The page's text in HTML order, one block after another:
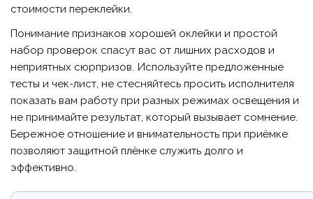
стоимости переклейки.
Понимание признаков хорошей оклейки и простой
набор проверок спасут вас от лишних расходов и
неприятных сюрпризов. Используйте предложенные
тесты и чек-лист, не стесняйтесь просить исполнителя
показать вам работу при разных режимах освещения и
не принимайте результат, который вызывает сомнение.
Бережное отношение и внимательность при приёмке
позволяют защитной плёнке служить долго и
эффективно.